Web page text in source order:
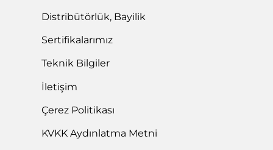
Distribütörlük, Bayilik
Sertifikalarımız
Teknik Bilgiler
İletişim
Çerez Politikası
KVKK Aydınlatma Metni